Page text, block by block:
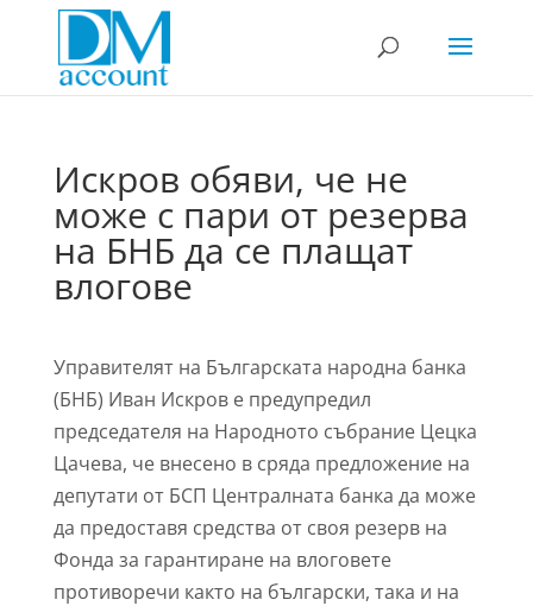
Искров обяви, че не
може с пари от резерва
на БНБ да се плащат
влогове
Управителят на Българската народна банка
(БНБ) Иван Искров е предупредил
председателя на Народното събрание Цецка
Цачева, че внесено в сряда предложение на
депутати от БСП Централната банка да може
да предоставя средства от своя резерв на
Фонда за гарантиране на влоговете
противоречи както на български, така и на